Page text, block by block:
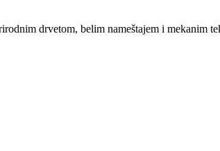
drvetom, belim nameštajem i mekanim